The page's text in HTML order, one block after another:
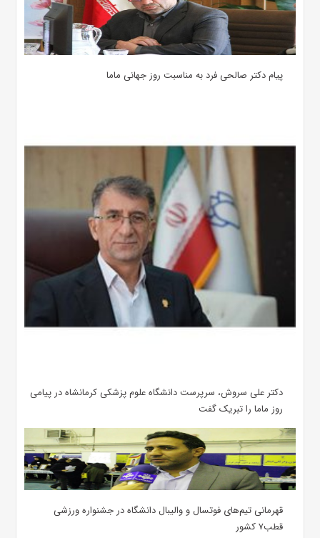
پیام دکتر صالحی فرد به مناسبت روز جهانی ماما
دکتر علی سروش، سرپرست دانشگاه علوم پزشکی کرمانشاه در پیامی
روز ماما را تبریک گفت
قهرمانی تیم‌های فوتسال و والیبال دانشگاه در جشنواره ورزشی
قطب۷ کشور